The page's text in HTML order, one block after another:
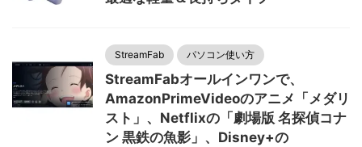
StreamFab パソコン使い方
StreamFabオールインワンで、
AmazonPrimeVideoのアニメ「メダリ
スト」、Netflixの「劇場版 名探偵コナ
ン 黒鉄の魚影」、Disney+の